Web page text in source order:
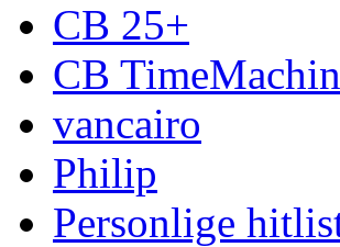
CB 25+
CB
vancairo
Philip
Personlige